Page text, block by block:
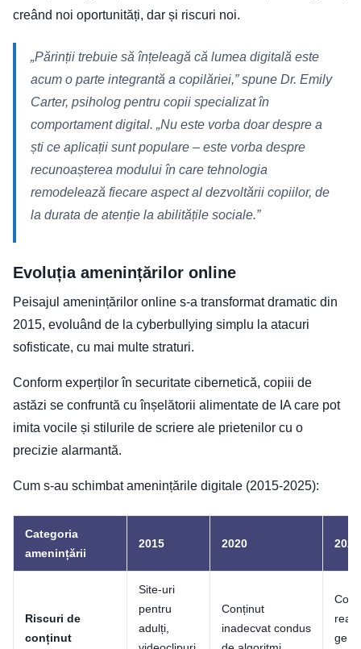
creând noi oportunități, dar și riscuri noi.
„Părinții trebuie să înțeleagă că lumea digitală este
acum o parte integrantă a copilăriei,” spune Dr. Emily
Carter, psiholog pentru copii specializat în
comportament digital. „Nu este vorba doar despre a
ști ce aplicații sunt populare – este vorba despre
recunoașterea modului în care tehnologia
remodelează fiecare aspect al dezvoltării copiilor, de
la durata de atenție la abilitățile sociale.”
Evoluția amenințărilor online
Peisajul amenințărilor online s-a transformat dramatic din
2015, evoluând de la cyberbullying simplu la atacuri
sofisticate, cu mai multe straturi.
Conform experților în securitate cibernetică, copiii de
astăzi se confruntă cu înșelătorii alimentate de IA care pot
imita vocile și stilurile de scriere ale prietenilor cu o
precizie alarmantă.
Cum s-au schimbat amenințările digitale (2015-2025):
Categoria
amenințării
2015 2020 2025
Riscuri de
conținut
Site-uri
pentru
adulți,
Conținut
inadecvat condus